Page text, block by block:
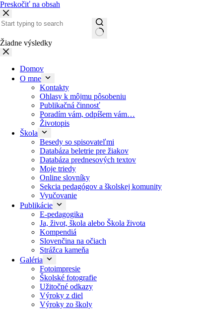
Preskočiť na obsah
Žiadne výsledky
Domov
O mne
Kontakty
Ohlasy k môjmu pôsobeniu
Publikačná činnosť
Poradím vám, odpíšem vám…
Životopis
Škola
Besedy so spisovateľmi
Databáza beletrie pre žiakov
Databáza prednesových textov
Moje triedy
Online slovníky
Sekcia pedagógov a školskej komunity
Vyučovanie
Publikácie
E-pedagogika
Ja, život, škola alebo Škola života
Kompendiá
Slovenčina na očiach
Strážca kameňa
Galéria
Fotoimpresie
Školské fotografie
Užitočné odkazy
Výroky z diel
Výroky zo školy